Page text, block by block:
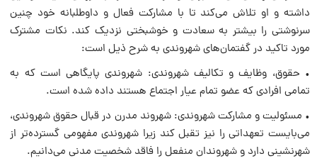
داشته و او تلاش می‌کند تا با مشارکت فعال و داوطلبانه خود چنین
سرنوشتی را بیشتر به سعادت و خوشبختی نزدیک کند. نکات مشترک
مورد تاکید در گفتمان‌های شهروندی به شرح ذیل است:
• حقوق، وظایف و تکالیف شهروندی: شهروندی پایگاهی است که به
تمامی افرادی که عضو تمام عیار اجتماع هستند داده شده است.
• مسئولیت و مشارکت شهروندی: شهروند مدرن در قبال حقوق شهروندی،
می‌بایست تعهداتی را نیز تقبل کند زیرا شهروندی مفهومی گسترده‌تر از
شهرنشینی دارد و شهروندان منفعل را فاقد شخصیت مدنی می‌دانیم.